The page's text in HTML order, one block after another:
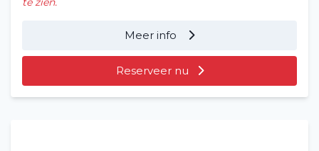
Meer info
Reserveer nu